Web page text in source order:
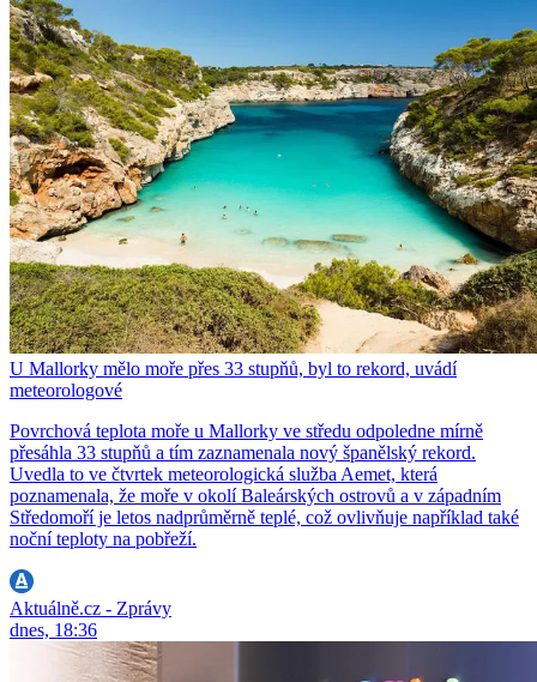
U Mallorky mělo moře přes 33 stupňů, byl to rekord, uvádí
meteorologové
Povrchová teplota moře u Mallorky ve středu odpoledne mírně
přesáhla 33 stupňů a tím zaznamenala nový španělský rekord.
Uvedla to ve čtvrtek meteorologická služba Aemet, která
poznamenala, že moře v okolí Baleárských ostrovů a v západním
Středomoří je letos nadprůměrně teplé, což ovlivňuje například také
noční teploty na pobřeží.
Aktuálně.cz - Zprávy
dnes, 18:36